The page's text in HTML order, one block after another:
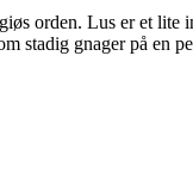
orden. Lus er et lite
gnager på en